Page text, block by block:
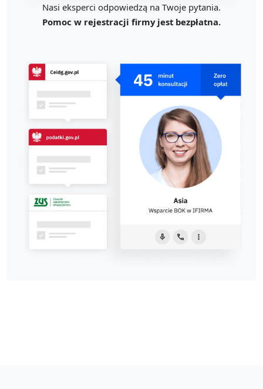
Nasi eksperci odpowiedzą na Twoje pytania.
Pomoc w rejestracji firmy jest bezpłatna.